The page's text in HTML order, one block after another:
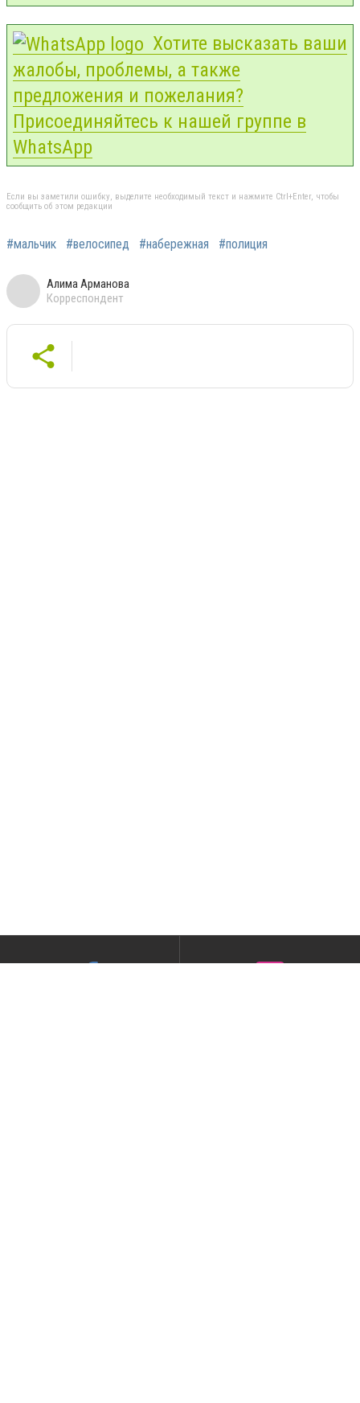
Хотите высказать ваши
жалобы, проблемы, а также
предложения и пожелания?
Присоединяйтесь к нашей группе в
WhatsApp
Если вы заметили ошибку, выделите необходимый текст и нажмите Ctrl+Enter, чтобы
сообщить об этом редакции
#мальчик #велосипед #набережная #полиция
Алима Арманова
Корреспондент